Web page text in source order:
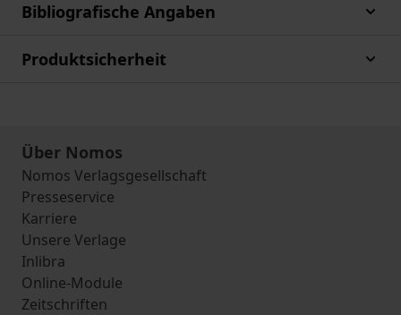
Bibliografische Angaben
Produktsicherheit
Über Nomos
Nomos Verlagsgesellschaft
Presseservice
Karriere
Unsere Verlage
Inlibra
Online-Module
Zeitschriften